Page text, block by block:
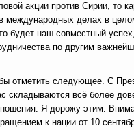
акции против Сирии, то
международных делах в
будет наш совместный
по другим
отметить следующее. С
складываются всё более
Я дорожу этим.
к нации от 10